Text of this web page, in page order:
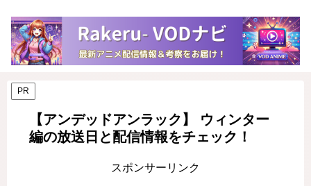
PR
【アンデッドアンラック】 ウィンター
編の放送日と配信情報をチェック！
スポンサーリンク